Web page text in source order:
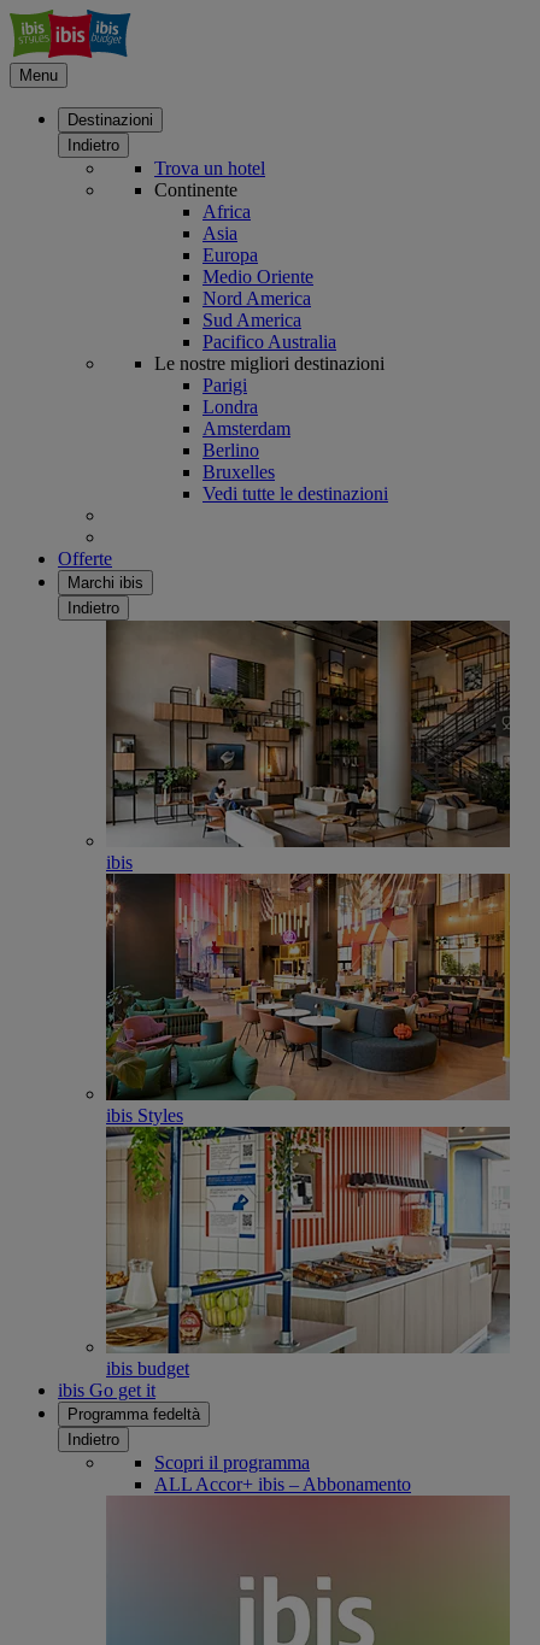
Menu
Destinazioni
Indietro
Trova un hotel
Continente
Africa
Asia
Europa
Medio Oriente
Nord America
Sud America
Pacifico Australia
Le nostre migliori destinazioni
Parigi
Londra
Amsterdam
Berlino
Bruxelles
Vedi tutte le destinazioni
Offerte
Marchi ibis
Indietro
ibis
ibis Styles
ibis budget
ibis Go get it
Programma fedeltà
Indietro
Scopri il programma
ALL Accor+ ibis – Abbonamento